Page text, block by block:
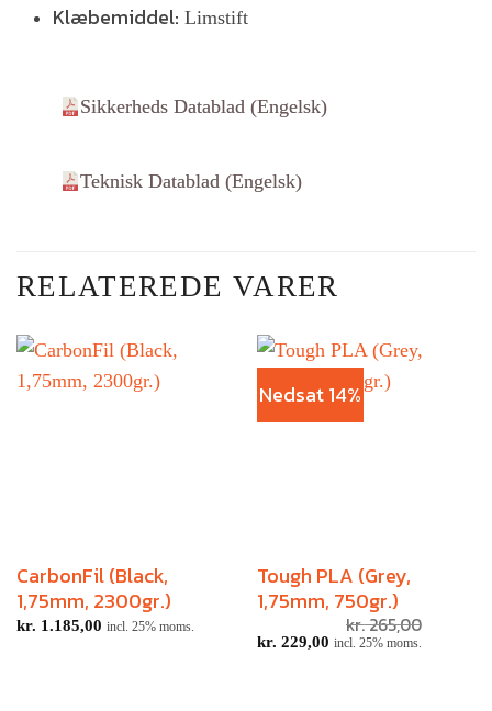
Klæbemiddel: Limstift
Sikkerheds Datablad (Engelsk)
Teknisk Datablad (Engelsk)
RELATEREDE VARER
CarbonFil (Black,
1,75mm, 2300gr.)
kr. 1.185,00 incl. 25% moms.
Nedsat 14%
Tough PLA (Grey,
1,75mm, 750gr.)
kr.265,00
kr. 229,00 incl. 25% moms.